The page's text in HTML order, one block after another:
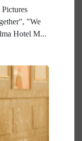
"We
Hotel M...